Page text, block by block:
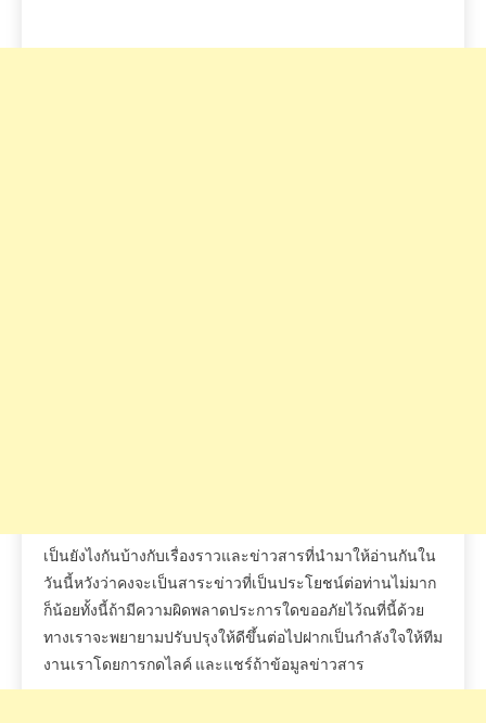
เป็นยังไงกันบ้างกับเรื่องราวและข่าวสารที่นำมาให้อ่านกันใน
วันนี้หวังว่าคงจะเป็นสาระข่าวที่เป็นประโยชน์ต่อท่านไม่มาก
ก็น้อยทั้งนี้ถ้ามีความผิดพลาดประการใดขออภัยไว้ณที่นี้ด้วย
ทางเราจะพยายามปรับปรุงให้ดีขึ้นต่อไปฝากเป็นกำลังใจให้ทีม
งานเราโดยการกดไลค์ และแชร์ถ้าข้อมูลข่าวสาร